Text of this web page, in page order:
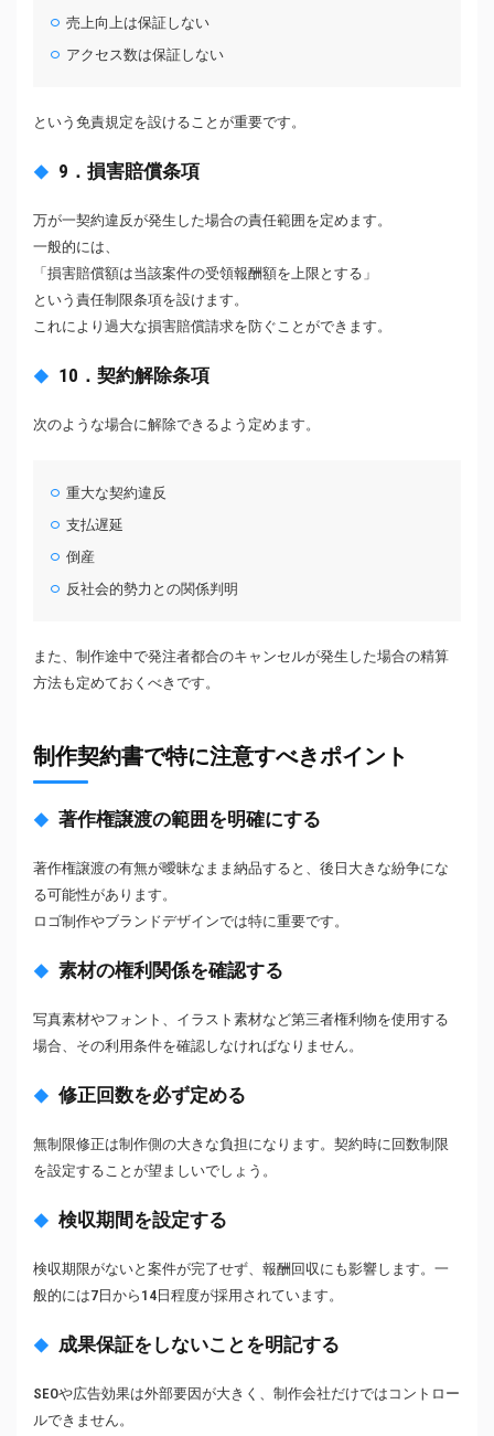
売上向上は保証しない
アクセス数は保証しない
という免責規定を設けることが重要です。
9．損害賠償条項
万が一契約違反が発生した場合の責任範囲を定めます。
一般的には、
「損害賠償額は当該案件の受領報酬額を上限とする」
という責任制限条項を設けます。
これにより過大な損害賠償請求を防ぐことができます。
10．契約解除条項
次のような場合に解除できるよう定めます。
重大な契約違反
支払遅延
倒産
反社会的勢力との関係判明
また、制作途中で発注者都合のキャンセルが発生した場合の精算
方法も定めておくべきです。
制作契約書で特に注意すべきポイント
著作権譲渡の範囲を明確にする
著作権譲渡の有無が曖昧なまま納品すると、後日大きな紛争にな
る可能性があります。
ロゴ制作やブランドデザインでは特に重要です。
素材の権利関係を確認する
写真素材やフォント、イラスト素材など第三者権利物を使用する
場合、その利用条件を確認しなければなりません。
修正回数を必ず定める
無制限修正は制作側の大きな負担になります。契約時に回数制限
を設定することが望ましいでしょう。
検収期間を設定する
検収期限がないと案件が完了せず、報酬回収にも影響します。一
般的には7日から14日程度が採用されています。
成果保証をしないことを明記する
SEOや広告効果は外部要因が大きく、制作会社だけではコントロー
ルできません。